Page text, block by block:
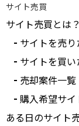
サイト売買
サイト売買とは？
サイトを売
サイトを買
売却案件一覧
購入希望サイ
ある日のサイト